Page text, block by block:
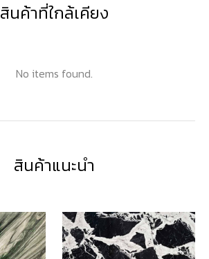
สินค้าที่ใกล้เคียง
No items found.
สินค้าแนะนำ